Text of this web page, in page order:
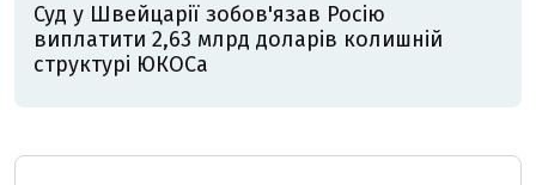
Суд у Швейцарії зобов'язав Росію
виплатити 2,63 млрд доларів колишній
структурі ЮКОСа